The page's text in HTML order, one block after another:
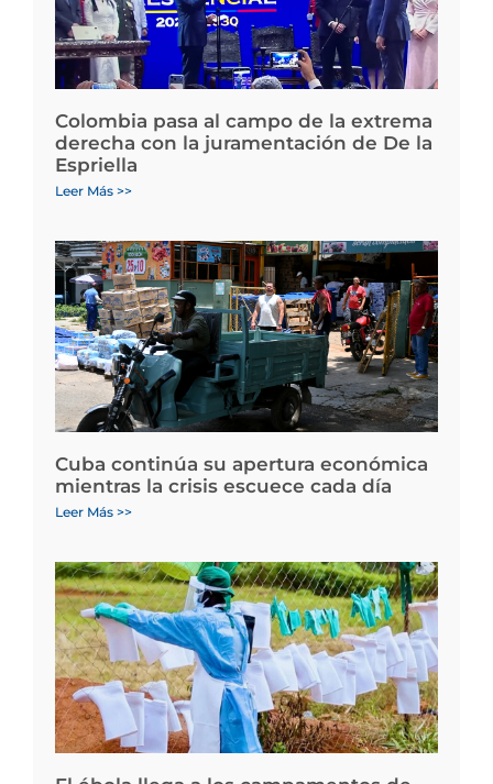
Colombia pasa al campo de la extrema
derecha con la juramentación de De la
Espriella
Leer Más >>
Cuba continúa su apertura económica
mientras la crisis escuece cada día
Leer Más >>